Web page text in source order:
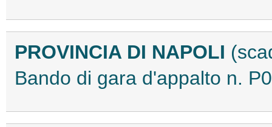
PROVINCIA DI NAPOLI
Bando di gara d'appalto n.